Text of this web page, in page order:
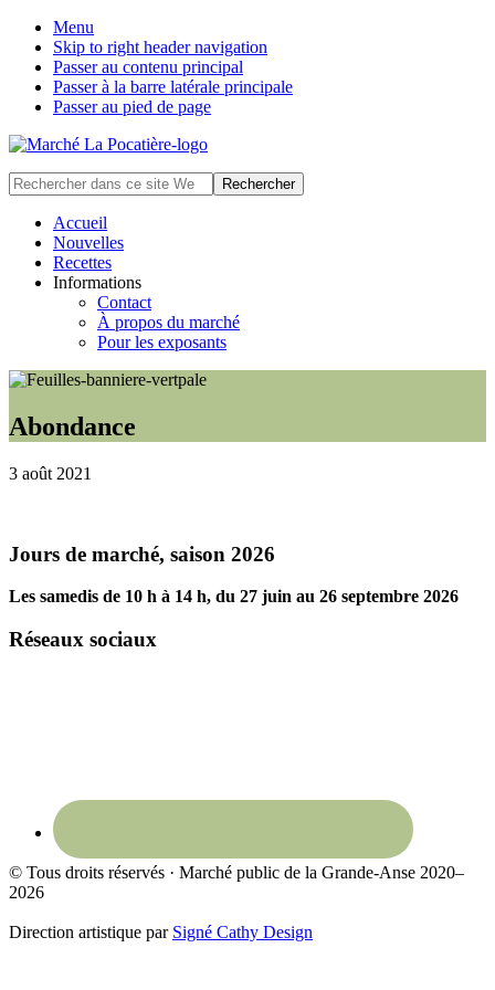
Menu
Skip to right header navigation
Passer au contenu principal
Passer à la barre latérale principale
Passer au pied de page
Marché
public
situé
Pocatière
Rechercher
dans
Web
Accueil
Nouvelles
Recettes
Informations
Contact
À propos du marché
Pour les exposants
Abondance
3 août 2021
Footer
Jours de marché, saison 2026
Les samedis de 10 h à 14 h, du 27 juin au 26 septembre 2026
Réseaux sociaux
© Tous droits réservés · Marché public de la Grande-Anse 2020–
2026
Direction artistique par Signé Cathy Design